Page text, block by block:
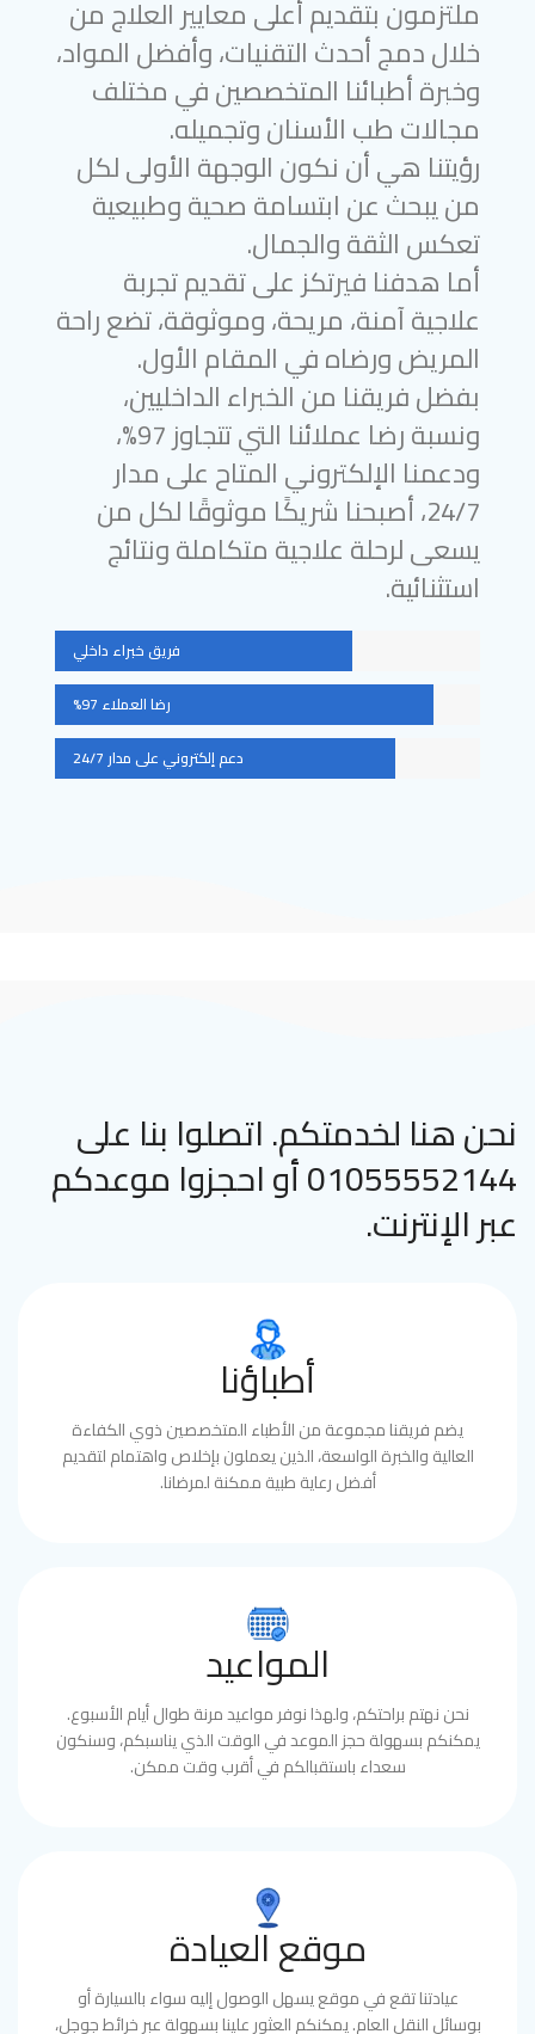
ملتزمون بتقديم أعلى معايير العلاج من
خلال دمج أحدث التقنيات، وأفضل المواد،
وخبرة أطبائنا المتخصصين في مختلف
مجالات طب الأسنان وتجميله.
رؤيتنا هي أن نكون الوجهة الأولى لكل
من يبحث عن ابتسامة صحية وطبيعية
تعكس الثقة والجمال.
أما هدفنا فيرتكز على تقديم تجربة
علاجية آمنة، مريحة، وموثوقة، تضع راحة
المريض ورضاه في المقام الأول.
بفضل فريقنا من الخبراء الداخليين،
ونسبة رضا عملائنا التي تتجاوز 97%،
ودعمنا الإلكتروني المتاح على مدار
24/7، أصبحنا شريكًا موثوقًا لكل من
يسعى لرحلة علاجية متكاملة ونتائج
استثنائية.
فريق خبراء داخلي
رضا العملاء 97%
دعم إلكتروني على مدار 24/7
نحن هنا لخدمتكم. اتصلوا بنا على
01055552144 أو احجزوا موعدكم
عبر الإنترنت.
أطباؤنا
يضم فريقنا مجموعة من الأطباء المتخصصين ذوي الكفاءة
العالية والخبرة الواسعة، الذين يعملون بإخلاص واهتمام لتقديم
أفضل رعاية طبية ممكنة لمرضانا.
المواعيد
نحن نهتم براحتكم، ولهذا نوفر مواعيد مرنة طوال أيام الأسبوع.
يمكنكم بسهولة حجز الموعد في الوقت الذي يناسبكم، وسنكون
سعداء باستقبالكم في أقرب وقت ممكن.
موقع العيادة
عيادتنا تقع في موقع يسهل الوصول إليه سواء بالسيارة أو
بوسائل النقل العام. يمكنكم العثور علينا بسهولة عبر خرائط جوجل،